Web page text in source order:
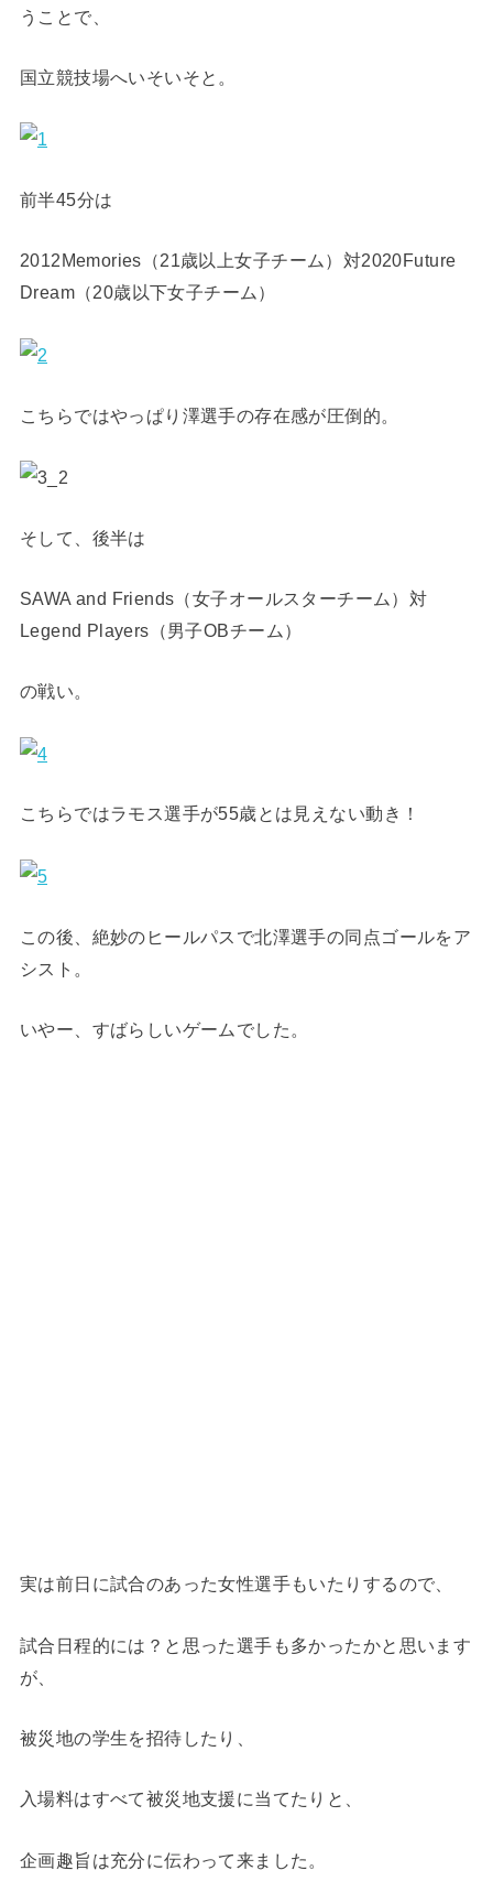
うことで、
国立競技場へいそいそと。
前半45分は
2012Memories（21歳以上女子チーム）対2020Future
Dream（20歳以下女子チーム）
こちらではやっぱり澤選手の存在感が圧倒的。
そして、後半は
SAWA and Friends（女子オールスターチーム）対
Legend Players（男子OBチーム）
の戦い。
こちらではラモス選手が55歳とは見えない動き！
この後、絶妙のヒールパスで北澤選手の同点ゴールをア
シスト。
いやー、すばらしいゲームでした。
実は前日に試合のあった女性選手もいたりするので、
試合日程的には？と思った選手も多かったかと思います
が、
被災地の学生を招待したり、
入場料はすべて被災地支援に当てたりと、
企画趣旨は充分に伝わって来ました。